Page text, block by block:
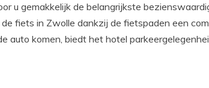
u gemakkelijk de belangrijkste
fiets in Zwolle dankzij de fietspaden een
auto komen, biedt het hotel